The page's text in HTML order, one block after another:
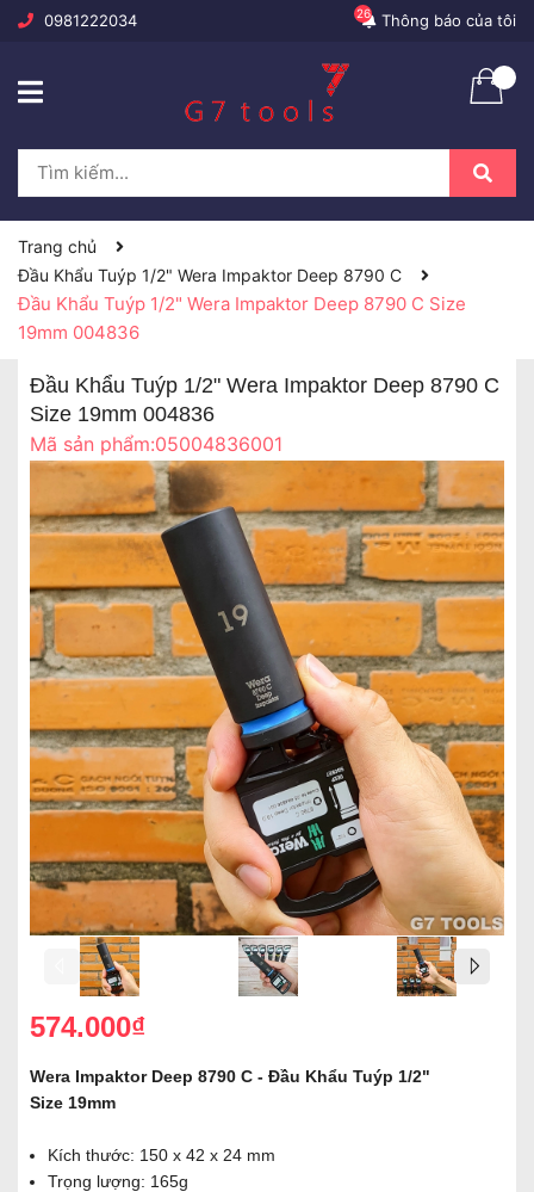
0981222034 Thông báo của tôi
26
Trang chủ
Đầu Khẩu Tuýp 1/2" Wera Impaktor Deep 8790 C
Đầu Khẩu Tuýp 1/2" Wera Impaktor Deep 8790 C Size
19mm 004836
Đầu Khẩu Tuýp 1/2" Wera Impaktor Deep 8790 C
Size 19mm 004836
Mã sản phẩm:05004836001
574.000₫
Wera Impaktor Deep 8790 C - Đầu Khẩu Tuýp 1/2"
Size 19mm
Kích thước: 150 x 42 x 24 mm
Trọng lượng: 165g